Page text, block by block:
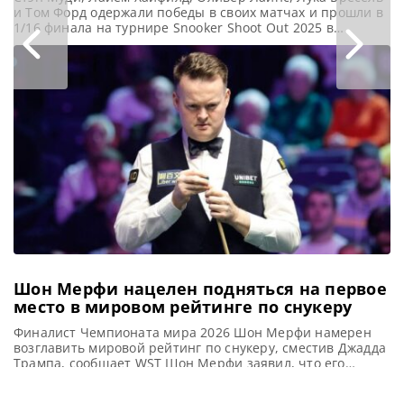
и Том Форд одержали победы в своих матчах и прошли в
1/16 финала на турнире Snooker Shoot Out 2025 в
Блэкпуле, сообщает WST В текущем сезоне Стэн Муди
демонстрирует выдающуюся игру на турнире Snooker
Shoot Out 2025. Он одержал важную победу над Лан Юхао
и вышел в
Шон Мерфи нацелен подняться на первое
место в мировом рейтинге по снукеру
Финалист Чемпионата мира 2026 Шон Мерфи намерен
возглавить мировой рейтинг по снукеру, сместив Джадда
Трампа, сообщает WST Шон Мерфи заявил, что его